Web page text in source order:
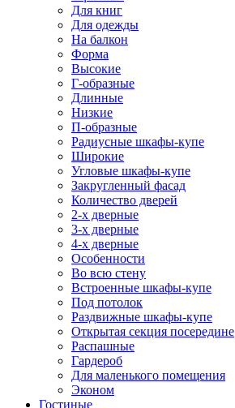
Для книг
Для одежды
На балкон
Форма
Высокие
Г-образные
Длинные
Низкие
П-образные
Радиусные шкафы-купе
Широкие
Угловые шкафы-купе
Закругленный фасад
Количество дверей
2-х дверные
3-х дверные
4-х дверные
Особенности
Во всю стену
Встроенные шкафы-купе
Под потолок
Раздвижные шкафы-купе
Открытая секция посередине
Распашные
Гардероб
Для маленького помещения
Эконом
Гостиные